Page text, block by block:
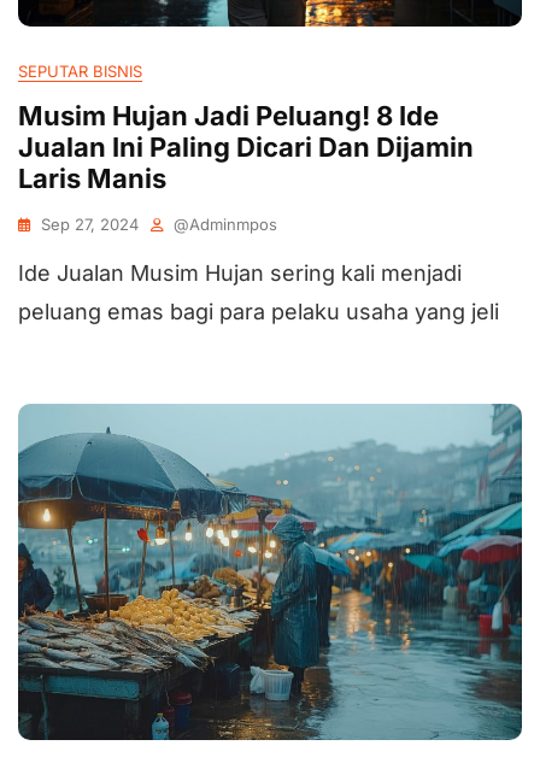
SEPUTAR BISNIS
Musim Hujan Jadi Peluang! 8 Ide
Jualan Ini Paling Dicari Dan Dijamin
Laris Manis
Sep 27, 2024 @adminmpos
Ide Jualan Musim Hujan sering kali menjadi
peluang emas bagi para pelaku usaha yang jeli